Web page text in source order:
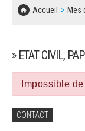
Accueil Mes
» ETAT CIVIL,
Impossible
CONTACT
CONCERTATIONS
SOLIDARITÉ,
EMPLOI
URBANISME
BESOIN D'UNE
LES
MARCHÉS
SUR LES
REGLEMENT